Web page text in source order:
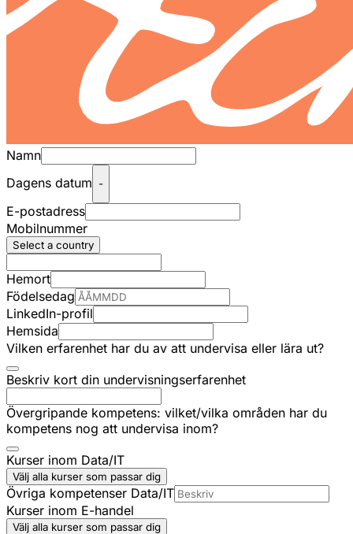
Namn
Dagens datum
-
E-postadress
Mobilnummer
Select a country
Hemort
Födelsedag
LinkedIn-profil
Hemsida
Vilken erfarenhet har du av att undervisa eller lära ut?
Beskriv kort din undervisningserfarenhet
Övergripande kompetens: vilket/vilka områden har du
kompetens nog att undervisa inom?
Kurser inom Data/IT
Välj alla kurser som passar dig
Övriga kompetenser Data/IT
Kurser inom E-handel
Välj alla kurser som passar dig